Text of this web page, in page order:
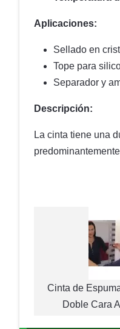
Aplicaciones:
Sellado en
Tope para
Separador y
Descripción:
La cinta tiene una
Cinta de
Doble Cara